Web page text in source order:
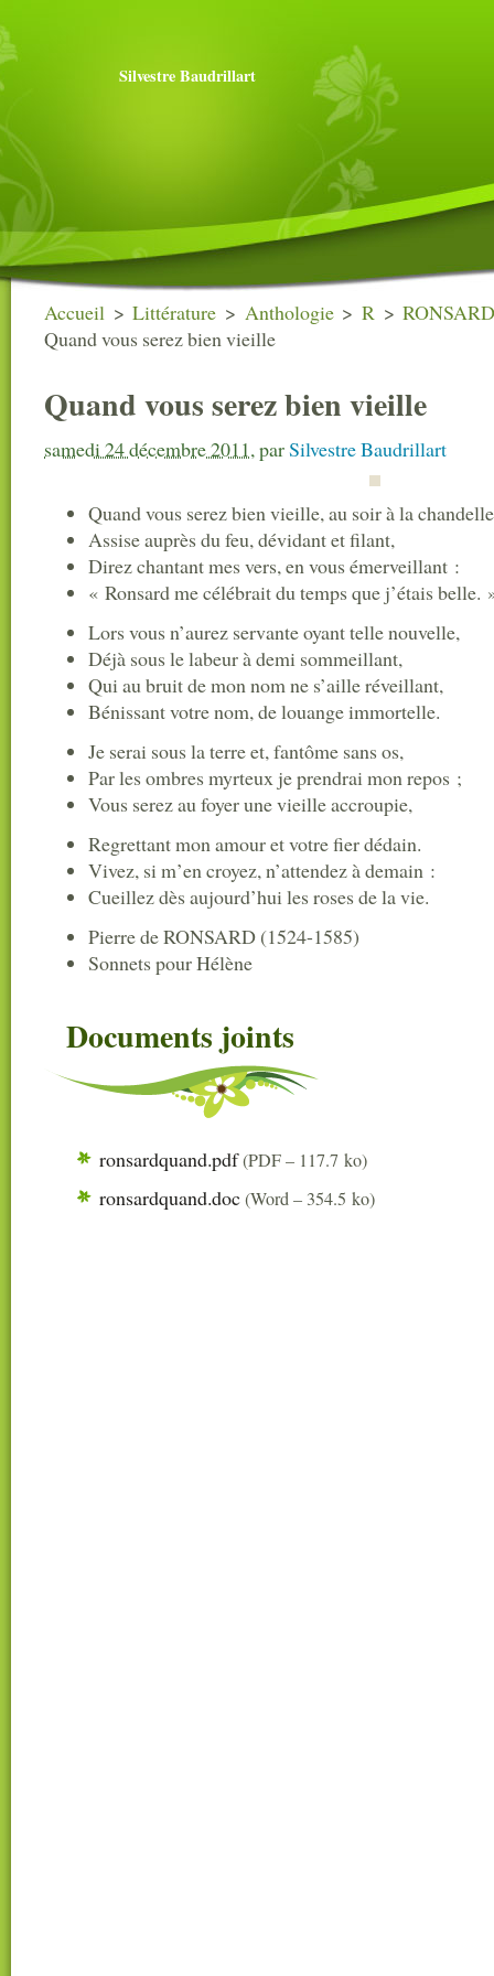
Silvestre Baudrillart
Accueil >Littérature > Anthologie>R >
Quand vous serez bien vieille
Quand vous serez bien vieille
samedi 24 décembre 2011,parSilvestre Baudrillart
Quand vous serez bien vieille, au soir à la
Assise auprès du feu, dévidant et filant,
Direz chantant mes vers, en vous émerveillant :
« Ronsard me célébrait du temps que j’étais belle.
Lors vous n’aurez servante oyant telle nouvelle,
Déjà sous le labeur à demi sommeillant,
Qui au bruit de mon nom ne s’aille réveillant,
Bénissant votre nom, de louange immortelle.
Je serai sous la terre et, fantôme sans os,
Par les ombres myrteux je prendrai mon repos ;
Vous serez au foyer une vieille accroupie,
Regrettant mon amour et votre fier dédain.
Vivez, si m’en croyez, n’attendez à demain :
Cueillez dès aujourd’hui les roses de la vie.
Pierre de RONSARD (1524-1585)
Sonnets pour Hélène
Documents joints
ronsardquand.pdf(PDF – 117.7 ko)
ronsardquand.doc(Word – 354.5 ko)